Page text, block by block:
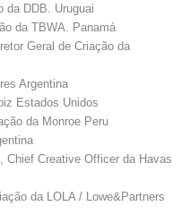
da DDB. Uruguai
da TBWA. Panamá
Geral de Criação da
Argentina
Estados Unidos
da Monroe Peru
, Chief Creative Officer da Havas
da LOLA / Lowe&Partners